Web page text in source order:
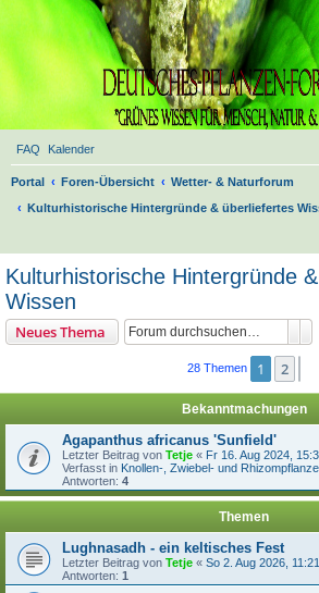
FAQ Kalender
Portal Foren-Übersicht
Wetter- & Naturforum
Kulturhistorische Hintergründe & überliefertes
Kulturhistorische Hintergründe
Wissen
Neues Thema
28 Themen 1 2
Bekanntmachungen
Agapanthus africanus 'Sunfield'
Letzter Beitrag von Tetje « Fr 16. Aug 2024,
Verfasst in Knollen-, Zwiebel- und
Antworten: 4
Themen
Lughnasadh - ein keltisches Fest
Letzter Beitrag von Tetje « So 2. Aug 2026, 11:21
Antworten: 1